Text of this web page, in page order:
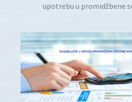
upotrebu u promidžbene